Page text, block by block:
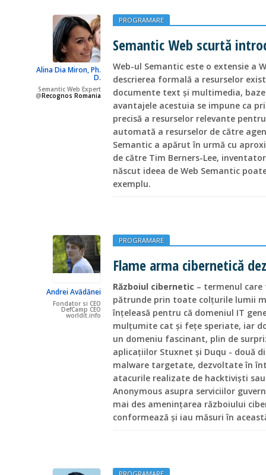
Alina Dia Miron, Ph.
D.
Semantic Web Expert
@Recognos Romania
PROGRAMARE
Semantic Web scurtă
Web-ul Semantic este o extensie a
descrierea formală a resurselor
documente text şi multimedia,
avantajele acestuia se impune ca
precisă a resurselor relevante
automată a resurselor de către
Semantic a apărut în urmă cu
de către Tim Berners-Lee,
născut ideea de Web Semantic
exemplu.
Andrei Avădănei
Fondator si CEO
DefCamp CEO
worldit.info
PROGRAMARE
Flame arma cibernetică
Războiul cibernetic – termenul
pătrunde prin toate colțurile lumii
înțeleasă pentru că domeniul IT
mulțumite cat și fețe speriate, iar
un domeniu fascinant, plin de
aplicațiilor Stuxnet și Duqu - două
malware targetate, dezvoltate în
atacurile realizate de hacktiviști
Anonymous asupra serviciilor
mai des amenințarea războiului
conformează și iau măsuri în